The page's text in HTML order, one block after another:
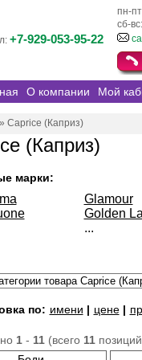
пн-
сб-
+7-929-053-95-22
О компании Мой
» Caprice (Каприз)
(Каприз)
марки:
Glamour
Golden
...
по: имени | цене|
1- 11(всего 11